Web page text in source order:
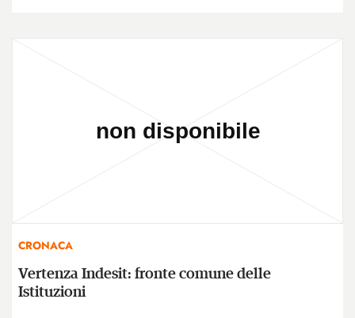
CRONACA
Vertenza Indesit: fronte comune delle
Istituzioni